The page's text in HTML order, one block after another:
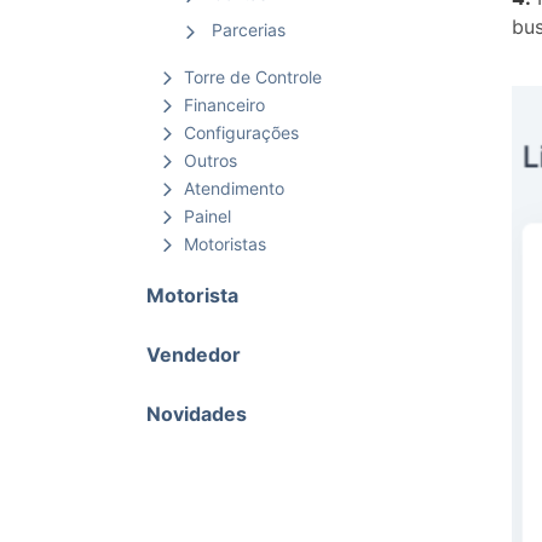
Parcerias
Torre de Controle
Financeiro
Configurações
Outros
Atendimento
Painel
Motoristas
Motorista
Vendedor
Novidades